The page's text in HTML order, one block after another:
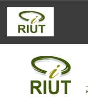
Skip
navigation